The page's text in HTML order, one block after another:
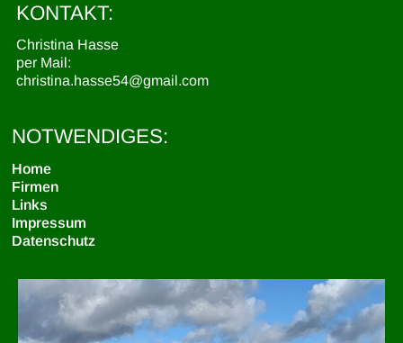
KONTAKT:
Christina Hasse
per Mail:
christina.hasse54@gmail.com
NOTWENDIGES:
Home
Firmen
Links
Impressum
Datenschutz